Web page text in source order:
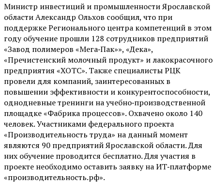
Министр инвестиций и промышленности Ярославской
области Александр Ольхов сообщил, что при
поддержке Регионального центра компетенций в этом
году обучение прошли 128 сотрудников предприятий
«Завод полимеров «Мега‑Пак»», «Дека»,
«Пречистенский молочный продукт» и лакокрасочного
предприятия «ХОТС». Также специалисты РЦК
провели для компаний, заинтересованных в
повышении эффективности и конкурентоспособности,
однодневные тренинги на учебно‑производственной
площадке «Фабрика процессов». Охвачено около 140
человек. Участниками федерального проекта
«Производительность труда» на данный момент
являются 90 предприятий Ярославской области. Для
них обучение проводится бесплатно. Для участия в
проекте необходимо оставить заявку на ИТ‑платформе
«производительность.рф».